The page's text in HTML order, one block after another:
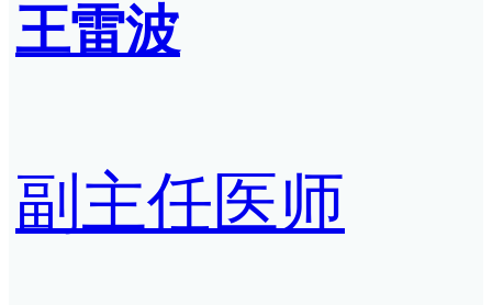
王雷波
副主任医师